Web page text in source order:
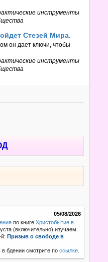
инструменты
Стезей Мира.
он дает ключи, чтобы
инструменты
05/08/2026
по книгеХристобытие в
(включительно) изучаем
й:Призыв о свободе в
в бдении смотрите поссылке